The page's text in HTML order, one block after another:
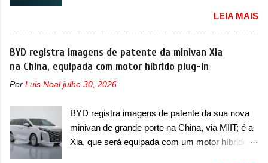
T200, que estreou nos irmãos Pulse e
Fastback. "A Fiat Strada é mais do que uma
picape, é uma verdadeira revolução no
mercado automotivo. Há alguns anos era
improvável pensar que uma picape chagaria ao
Strada fez. Mais do que isso: ela é a prova viva
que time que está ganhando se mexe sim. Ao
longo da sua história, ela...
primeiras imagens teaser de uma mudança
visual para um dos seus menores sedãs
elétricos na China, pertencente à linha Ocean.
Trata-se do Seal 06 EV, lançado no segundo
semestre de 2025. Sim, há menos de um ano.
O modelo agora passará a ser vendido com
que vão atualizá-los para a identidade visual
mais moderna da marca, mas ainda sem
motivos para que essa mudança já seja tão
LEIA MAIS
BYD registra imagens de patente da minivan Xia
na China, equipada com motor híbrido plug-in
Por Luis Noal julho 30, 2026
BYD registra imagens de patente da sua nova
minivan de grande porte na China, via MIIT; é a
Xia, que será equipada com um motor híbrido